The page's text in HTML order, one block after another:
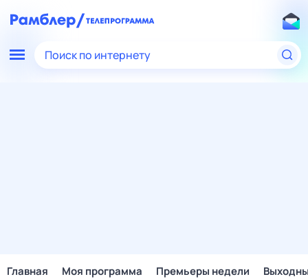
Поиск по интернету
Главная Моя программа Премьеры недели